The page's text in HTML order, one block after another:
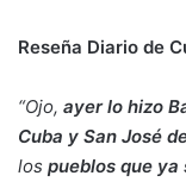
Reseña Diario de
“Ojo, ayer lo hizo
Cuba y San José
los pueblos que ya